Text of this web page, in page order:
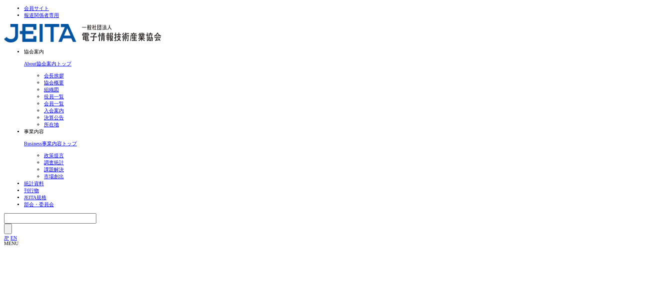
会員サイト
報道関係者専用
協会案内
About協会案内トップ
会長挨拶
協会概要
組織図
役員一覧
会員一覧
入会案内
決算公告
所在地
事業内容
Business事業内容トップ
政策提言
調査統計
課題解決
市場創出
統計資料
刊行物
JEITA規格
部会・委員会
JP EN
MENU